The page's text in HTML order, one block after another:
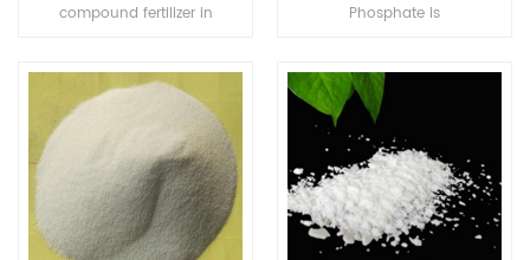
compound fertilizer in
phosphate and nitrogen
needed for farming
wheat, barley and
vegetables.
Phosphate is
crystal, the relative
density is 1.083(19/4oC).
The molten point is
180oC. The refractive
index is 1.479. It is easily
soluble in water, tinily
soluble in ethanol, not